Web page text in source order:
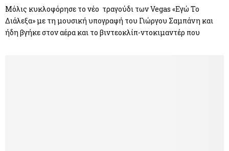
Μόλις κυκλοφόρησε το νέο τραγούδι των Vegas «Εγώ Το
Διάλεξα» με τη μουσική υπογραφή του Γιώργου Σαμπάνη και
ήδη βγήκε στον αέρα και το βιντεοκλίπ-ντοκιμαντέρ που